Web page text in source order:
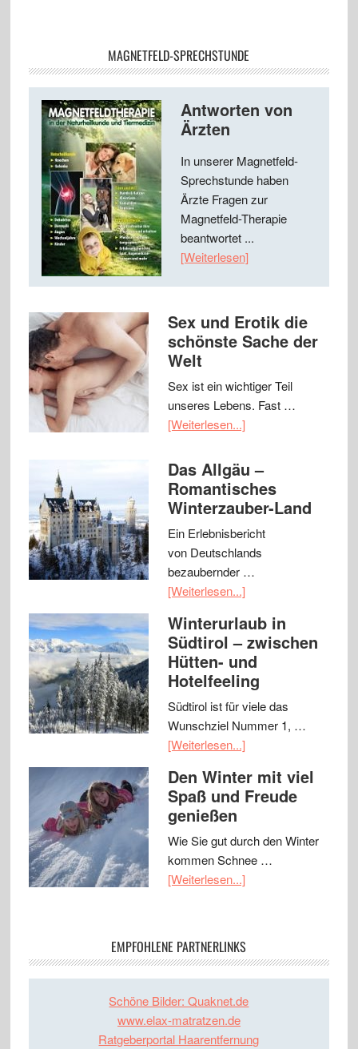
MAGNETFELD-SPRECHSTUNDE
Antworten von
Ärzten
In unserer Magnetfeld-
Sprechstunde haben
Ärzte Fragen zur
Magnetfeld-Therapie
beantwortet ...
[Weiterlesen]
Sex und Erotik die
schönste Sache der
Welt
Sex ist ein wichtiger Teil
unseres Lebens. Fast …
[Weiterlesen...]
Das Allgäu –
Romantisches
Winterzauber-Land
Ein Erlebnisbericht
von Deutschlands
bezaubernder …
[Weiterlesen...]
Winterurlaub in
Südtirol – zwischen
Hütten- und
Hotelfeeling
Südtirol ist für viele das
Wunschziel Nummer 1, …
[Weiterlesen...]
Den Winter mit viel
Spaß und Freude
genießen
Wie Sie gut durch den Winter
kommen Schnee …
[Weiterlesen...]
EMPFOHLENE PARTNERLINKS
Schöne Bilder: Quaknet.de
www.elax-matratzen.de
Ratgeberportal Haarentfernung